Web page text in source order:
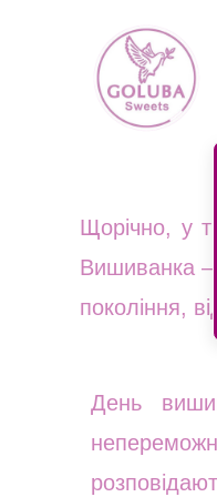
Щорічно, у
Вишиванка –
покоління,
День
записів